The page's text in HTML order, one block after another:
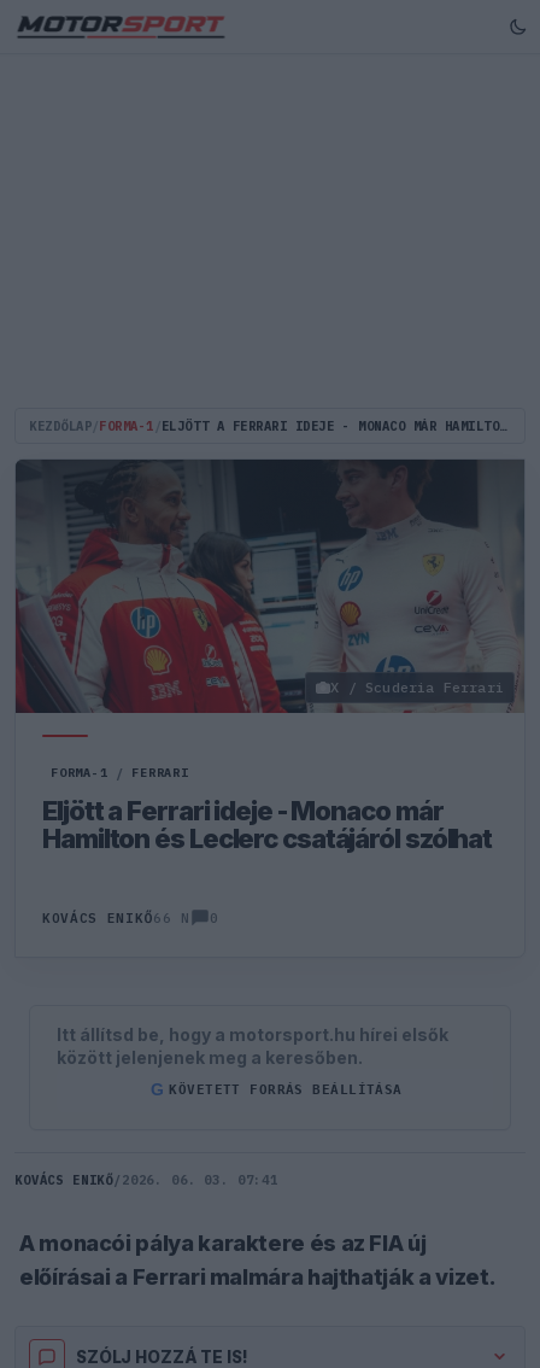
KEZDŐLAP FORMA-1 ELJÖTT A FERRARI IDEJE - MONACO MÁR HAMILTON ÉS LECLERC CSATÁJÁRÓL SZÓLHAT
X / Scuderia Ferrari
FORMA-1 / FERRARI
Eljött a Ferrari ideje - Monaco már
Hamilton és Leclerc csatájáról szólhat
KOVÁCS ENIKŐ66 N 0
Itt állítsd be, hogy a motorsport.hu hírei elsők
között jelenjenek meg a keresőben.
G KÖVETETT FORRÁS BEÁLLÍTÁSA
KOVÁCS ENIKŐ/ 2026. 06. 03. 07:41
A monacói pálya karaktere és az FIA új
előírásai a Ferrari malmára hajthatják a vizet.
SZÓLJ HOZZÁ TE IS!